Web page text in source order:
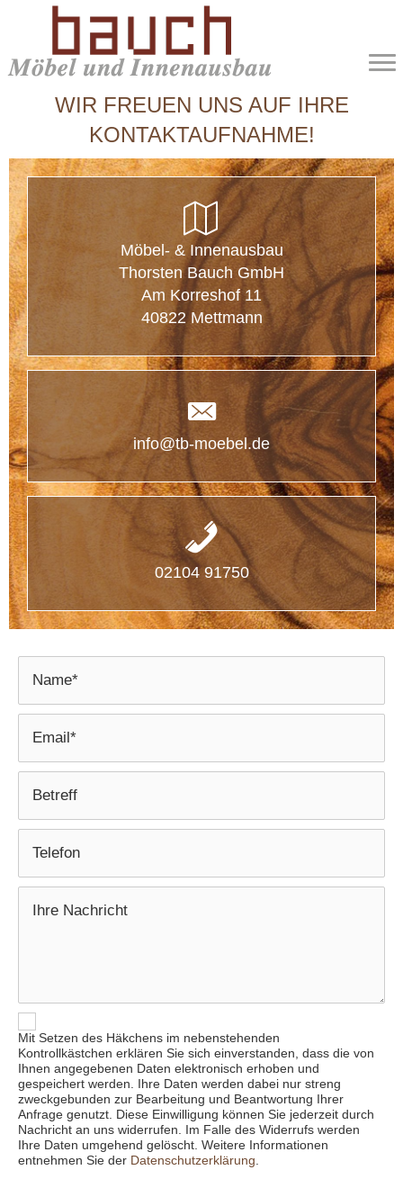
springen
WIR FREUEN UNS AUF IHRE
KONTAKTAUFNAHME!
Möbel- & Innenausbau
Thorsten Bauch GmbH
Am Korreshof 11
40822 Mettmann
info@tb-moebel.de
02104 91750
Mit Setzen des Häkchens im nebenstehenden
Kontrollkästchen erklären Sie sich einverstanden, dass die von
Ihnen angegebenen Daten elektronisch erhoben und
gespeichert werden. Ihre Daten werden dabei nur streng
zweckgebunden zur Bearbeitung und Beantwortung Ihrer
Anfrage genutzt. Diese Einwilligung können Sie jederzeit durch
Nachricht an uns widerrufen. Im Falle des Widerrufs werden
Ihre Daten umgehend gelöscht. Weitere Informationen
entnehmen Sie der Datenschutzerklärung